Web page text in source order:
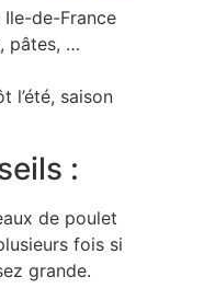
Ile-de-France
pâtes, …
l’été, saison
:
de poulet
fois si
grande.